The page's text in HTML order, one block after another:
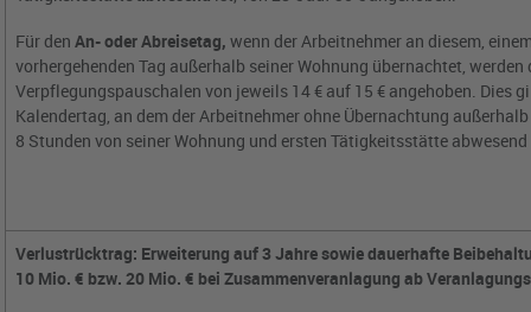
Für denAn- oder Abreisetag, wenn der Arbeitnehmer an diesem,
vorhergehenden Tag außerhalb seiner Wohnung übernachtet,
Verpflegungspauschalen von jeweils 14 € auf 15 € angehoben. Dies
Kalendertag, an dem der Arbeitnehmer ohne Übernachtung
8 Stunden von seiner Wohnung und ersten Tätigkeitsstätte
Verlustrücktrag: Erweiterung auf 3 Jahre sowie dauerhafte
10 Mio. € bzw. 20 Mio. € bei Zusammenveranlagung ab